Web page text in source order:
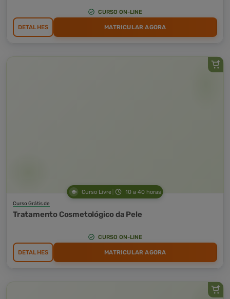
CURSO ON-LINE
DETALHES MATRICULAR AGORA
Curso Livre 10 a 40 horas
Curso Grátis de
Tratamento Cosmetológico da Pele
CURSO ON-LINE
DETALHES MATRICULAR AGORA